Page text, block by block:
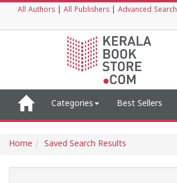
All Authors All Publishers Advanced Search
Categories Best Sellers
Home Saved Search Results